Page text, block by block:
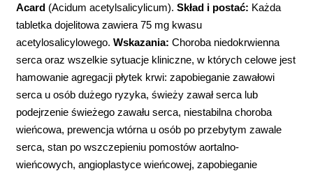
Acard (Acidum acetylsalicylicum).Skład i postać: Każda
tabletka dojelitowa zawiera 75 mg kwasu
acetylosalicylowego.Wskazania: Choroba niedokrwienna
serca oraz wszelkie sytuacje kliniczne, w których celowe jest
hamowanie agregacji płytek krwi: zapobieganie zawałowi
serca u osób dużego ryzyka, świeży zawał serca lub
podejrzenie świeżego zawału serca, niestabilna choroba
wieńcowa, prewencja wtórna u osób po przebytym zawale
serca, stan po wszczepieniu pomostów aortalno-
wieńcowych, angioplastyce wieńcowej, zapobieganie